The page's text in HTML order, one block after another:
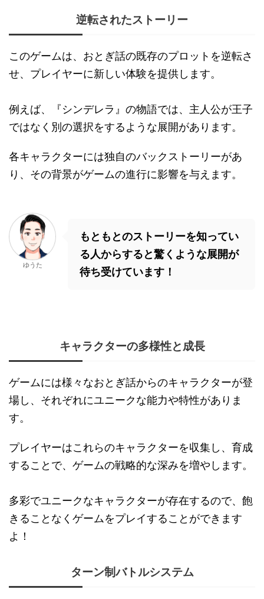
逆転されたストーリー
このゲームは、おとぎ話の既存のプロットを逆転さ
せ、プレイヤーに新しい体験を提供します。
例えば、『シンデレラ』の物語では、主人公が王子
ではなく別の選択をするような展開があります。
各キャラクターには独自のバックストーリーがあ
り、その背景がゲームの進行に影響を与えます。
ゆうた
もともとのストーリーを知ってい
る人からすると驚くような展開が
待ち受けています！
キャラクターの多様性と成長
ゲームには様々なおとぎ話からのキャラクターが登
場し、それぞれにユニークな能力や特性がありま
す。
プレイヤーはこれらのキャラクターを収集し、育成
することで、ゲームの戦略的な深みを増やします。
多彩でユニークなキャラクターが存在するので、飽
きることなくゲームをプレイすることができます
よ！
ターン制バトルシステム